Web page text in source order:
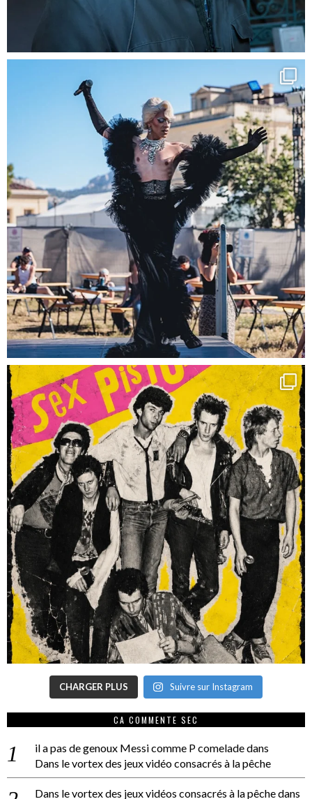
CHARGER PLUS Suivre sur Instagram
CA COMMENTE SEC
il a pas de genoux Messi comme P comeladedans
Dans le vortex des jeux vidéo consacrés à la pêche
Dans le vortex des jeux vidéos consacrés à la pêchedans